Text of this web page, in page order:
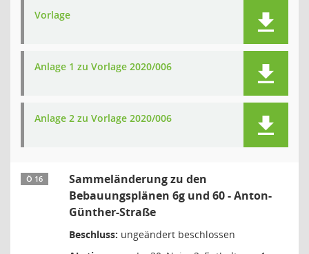
Vorlage
Anlage 1 zu Vorlage 2020/006
Anlage 2 zu Vorlage 2020/006
Ö 16
Sammeländerung zu den
Bebauungsplänen 6g und 60 - Anton-
Günther-Straße
Beschluss: ungeändert beschlossen